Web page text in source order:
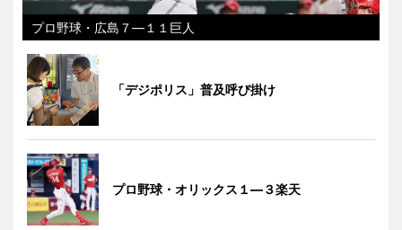
プロ野球・広島７―１１巨人
「デジポリス」普及呼び掛け
プロ野球・オリックス１―３楽天